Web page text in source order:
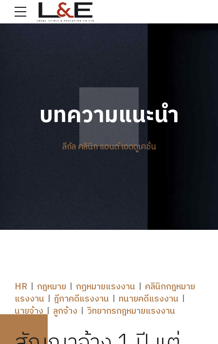
บทความแนะนำ
ลีกัล คลินิก แอนด์ เอดดูเคชั่น
HR กฎหมาย กฏหมายแรงงาน
คลินิกกฎหมาย
แรงงาน
ฎีกาคดีแรงงาน
ทนายคดีแรงงาน
นายจ้าง
ลูกจ้าง วิทยากรกฎหมายแรงงาน